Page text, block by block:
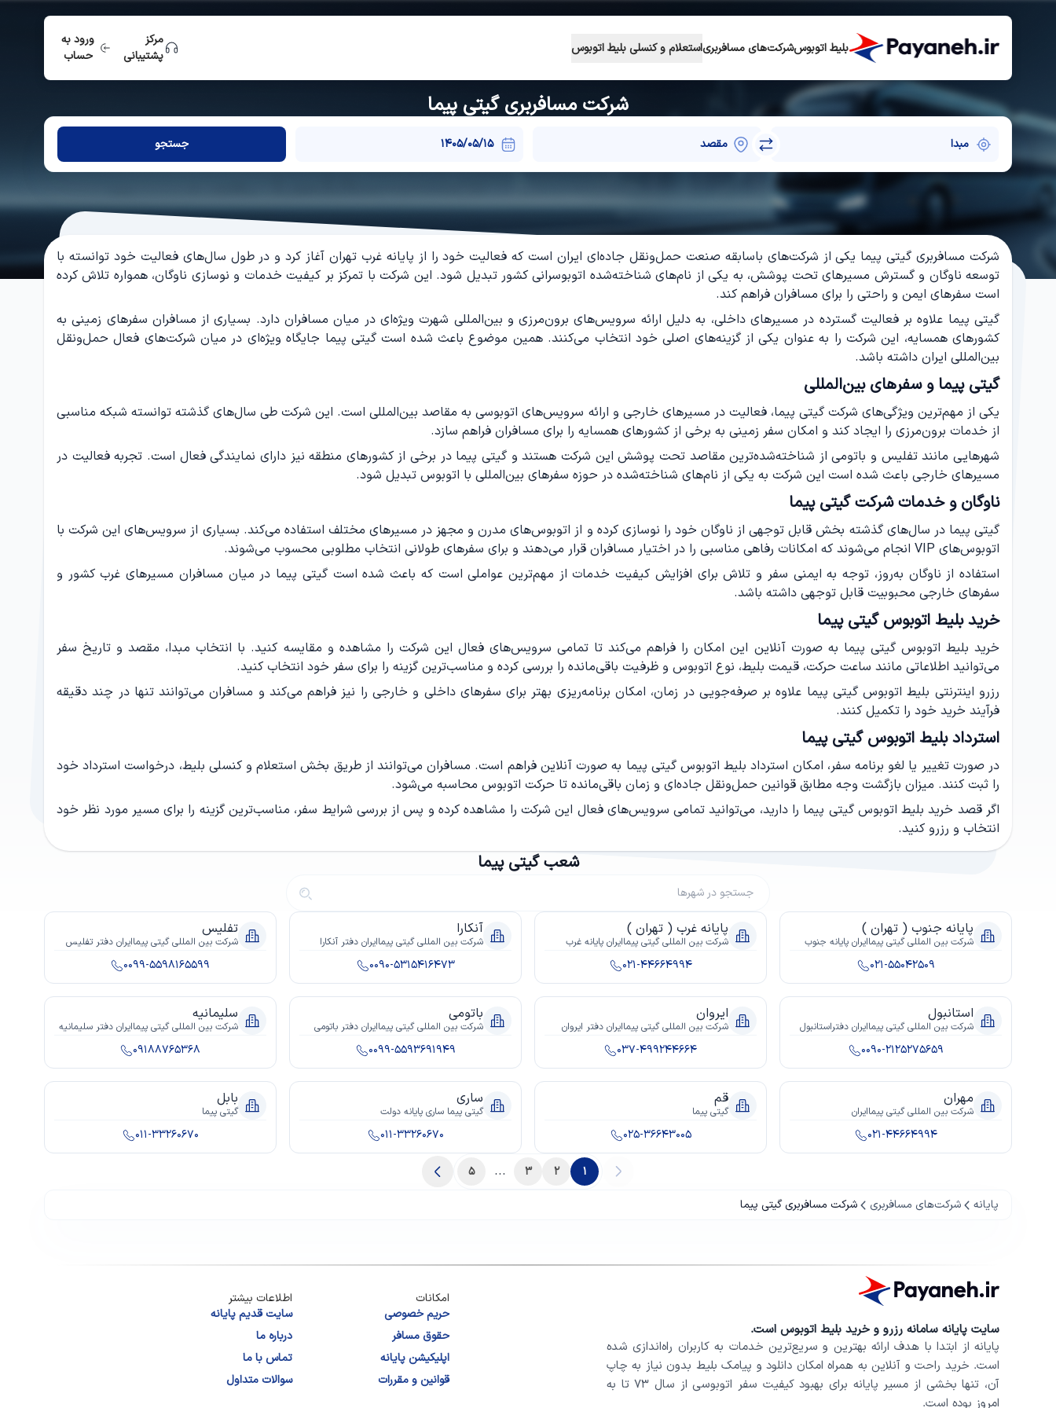
بلیط اتوبوسشرکت‌های مسافربریاستعلام و کنسلی بلیط اتوبوس
مرکز
پشتیبانی
ورود به
حساب
شرکت مسافربری گیتی پیما
جستجو
شرکت مسافربری گیتی پیما یکی از شرکت‌های باسابقه صنعت حمل‌ونقل جاده‌ای ایران است که فعالیت خود را از پایانه غرب تهران آغاز کرد و در طول سال‌های فعالیت خود توانسته با
توسعه ناوگان و گسترش مسیرهای تحت پوشش، به یکی از نام‌های شناخته‌شده اتوبوسرانی کشور تبدیل شود. این شرکت با تمرکز بر کیفیت خدمات و نوسازی ناوگان، همواره تلاش کرده
است سفرهای ایمن و راحتی را برای مسافران فراهم کند.
گیتی پیما علاوه بر فعالیت گسترده در مسیرهای داخلی، به دلیل ارائه سرویس‌های برون‌مرزی و بین‌المللی شهرت ویژه‌ای در میان مسافران دارد. بسیاری از مسافران سفرهای زمینی به
کشورهای همسایه، این شرکت را به عنوان یکی از گزینه‌های اصلی خود انتخاب می‌کنند. همین موضوع باعث شده است گیتی پیما جایگاه ویژه‌ای در میان شرکت‌های فعال حمل‌ونقل
بین‌المللی ایران داشته باشد.
گیتی پیما و سفرهای بین‌المللی
یکی از مهم‌ترین ویژگی‌های شرکت گیتی پیما، فعالیت در مسیرهای خارجی و ارائه سرویس‌های اتوبوسی به مقاصد بین‌المللی است. این شرکت طی سال‌های گذشته توانسته شبکه مناسبی
از خدمات برون‌مرزی را ایجاد کند و امکان سفر زمینی به برخی از کشورهای همسایه را برای مسافران فراهم سازد.
شهرهایی مانند تفلیس و باتومی از شناخته‌شده‌ترین مقاصد تحت پوشش این شرکت هستند و گیتی پیما در برخی از کشورهای منطقه نیز دارای نمایندگی فعال است. تجربه فعالیت در
مسیرهای خارجی باعث شده است این شرکت به یکی از نام‌های شناخته‌شده در حوزه سفرهای بین‌المللی با اتوبوس تبدیل شود.
ناوگان و خدمات شرکت گیتی پیما
گیتی پیما در سال‌های گذشته بخش قابل توجهی از ناوگان خود را نوسازی کرده و از اتوبوس‌های مدرن و مجهز در مسیرهای مختلف استفاده می‌کند. بسیاری از سرویس‌های این شرکت با
اتوبوس‌های VIP انجام می‌شوند که امکانات رفاهی مناسبی را در اختیار مسافران قرار می‌دهند و برای سفرهای طولانی انتخاب مطلوبی محسوب می‌شوند.
استفاده از ناوگان به‌روز، توجه به ایمنی سفر و تلاش برای افزایش کیفیت خدمات از مهم‌ترین عواملی است که باعث شده است گیتی پیما در میان مسافران مسیرهای غرب کشور و
سفرهای خارجی محبوبیت قابل توجهی داشته باشد.
خرید بلیط اتوبوس گیتی پیما
خرید بلیط اتوبوس گیتی پیما به صورت آنلاین این امکان را فراهم می‌کند تا تمامی سرویس‌های فعال این شرکت را مشاهده و مقایسه کنید. با انتخاب مبدا، مقصد و تاریخ سفر
می‌توانید اطلاعاتی مانند ساعت حرکت، قیمت بلیط، نوع اتوبوس و ظرفیت باقی‌مانده را بررسی کرده و مناسب‌ترین گزینه را برای سفر خود انتخاب کنید.
رزرو اینترنتی بلیط اتوبوس گیتی پیما علاوه بر صرفه‌جویی در زمان، امکان برنامه‌ریزی بهتر برای سفرهای داخلی و خارجی را نیز فراهم می‌کند و مسافران می‌توانند تنها در چند دقیقه
فرآیند خرید خود را تکمیل کنند.
استرداد بلیط اتوبوس گیتی پیما
در صورت تغییر یا لغو برنامه سفر، امکان استرداد بلیط اتوبوس گیتی پیما به صورت آنلاین فراهم است. مسافران می‌توانند از طریق بخش استعلام و کنسلی بلیط، درخواست استرداد خود
را ثبت کنند. میزان بازگشت وجه مطابق قوانین حمل‌ونقل جاده‌ای و زمان باقی‌مانده تا حرکت اتوبوس محاسبه می‌شود.
اگر قصد خرید بلیط اتوبوس گیتی پیما را دارید، می‌توانید تمامی سرویس‌های فعال این شرکت را مشاهده کرده و پس از بررسی شرایط سفر، مناسب‌ترین گزینه را برای مسیر مورد نظر خود
انتخاب و رزرو کنید.
شعب گیتی پیما
پایانه جنوب ( تهران )
شرکت بين المللى گيتى پيماايران پايانه جنوب
021-55042509
پایانه غرب ( تهران )
شرکت بين المللى گيتى پيماايران پايانه غرب
021-44664994
آنکارا
شرکت بين المللى گيتى پيماايران دفتر آنکارا
0090-5315416473
تفلیس
شرکت بين المللى گيتى پيماايران دفتر تفلیس
0099-5598165599
استانبول
شرکت بين المللى گيتى پيماايران دفتراستانبول
0090-2125275659
ایروان
شرکت بين المللى گيتى پيماايران دفتر ایروان
037-499244664
باتومی
شرکت بين المللى گيتى پيماايران دفتر باتومی
0099-5593691949
سلیمانیه
شرکت بين المللى گيتى پيماايران دفتر سلیمانیه
09188765368
مهران
شرکت بين المللى گيتى پيماايران
021-44664994
قم
گیتی پیما
025-36643005
ساری
گیتی پیما ساری پایانه دولت
011-33260670
بابل
گیتی پیما
011-33260670
1
2
3
...
5
پایانه شرکت‌های مسافربری شرکت مسافربری گیتی پیما
سایت پایانه سامانه رزرو و خرید بلیط اتوبوس است.
پایانه از ابتدا با هدف ارائه بهترین و سریع‌ترین خدمات به کاربران راه‌اندازی شده
است. خرید راحت و آنلاین به همراه امکان دانلود و پیامک بلیط بدون نیاز به چاپ
آن، تنها بخشی از مسیر پایانه برای بهبود کیفیت سفر اتوبوسی از سال ۷۳ تا به
امروز بوده است.
امکانات
حریم خصوصی
حقوق مسافر
اپلیکیشن پایانه
قوانین و مقررات
اطلاعات بیشتر
سایت قدیم پایانه
درباره ما
تماس با ما
سوالات متداول